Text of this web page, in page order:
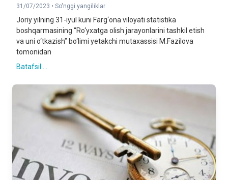
31/07/2023 • So'nggi yangiliklar
Joriy yilning 31-iyul kuni Farg‘ona viloyati statistika
boshqarmasining “Ro‘yxatga olish jarayonlarini tashkil etish
va uni o‘tkazish” bo‘limi yetakchi mutaxassisi M.Fazilova
tomonidan
Batafsil ...